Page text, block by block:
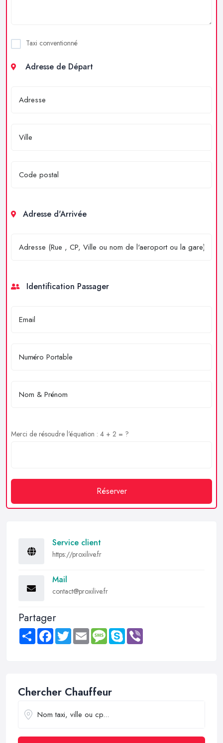
Taxi conventionné
Adresse de Départ
Adresse d'Arrivée
Identification Passager
Merci de résoudre l'équation : 4 + 2 = ?
Réserver
Service client
https://proxilive.fr
Mail
contact@proxilive.fr
Partager
Share FacebookTwitter Email MessageSkype
Chercher Chauffeur